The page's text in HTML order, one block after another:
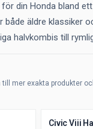
din Honda bland
äldre klassiker
halvkombis till
mer exakta produkter
Civic Viii